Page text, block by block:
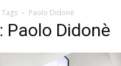
Tags Paolo Didonè
Paolo Didonè